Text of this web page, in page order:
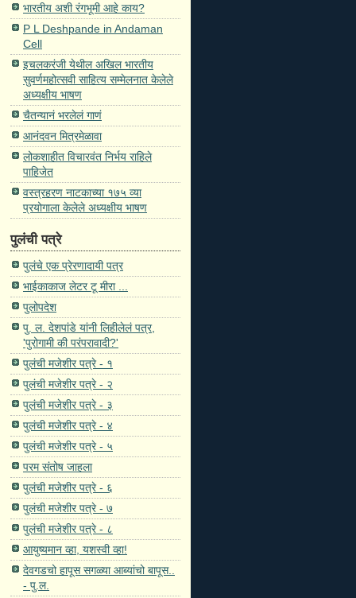
भारतीय अशी रंगभूमी आहे काय?
P L Deshpande in Andaman
Cell
इचलकरंजी येथील अखिल भारतीय
सुवर्णमहोत्सवी साहित्य सम्मेलनात केलेले
अध्यक्षीय भाषण
चैतन्यानं भरलेलं गाणं
आनंदवन मित्रमेळावा
लोकशाहीत विचारवंत निर्भय राहिले
पाहिजेत
वस्त्रहरण नाटकाच्या १७५ व्या
प्रयोगाला केलेले अध्यक्षीय भाषण
पुलंची पत्रे
पुलंचे एक प्रेरणादायी पत्र
भाईकाकाज लेटर टू मीरा ...
पुलोपदेश
पु. ल. देशपांडे यांनी लिहीलेलं पत्र,
'पुरोगामी की परंपरावादी?'
पुलंची मजेशीर पत्रे - १
पुलंची मजेशीर पत्रे - २
पुलंची मजेशीर पत्रे - ३
पुलंची मजेशीर पत्रे - ४
पुलंची मजेशीर पत्रे - ५
परम संतोष जाहला
पुलंची मजेशीर पत्रे - ६
पुलंची मजेशीर पत्रे - ७
पुलंची मजेशीर पत्रे - ८
आयुष्यमान व्हा, यशस्वी व्हा!
देवगडचो हापूस सगळ्या आब्यांचो बापूस..
- पु.ल.